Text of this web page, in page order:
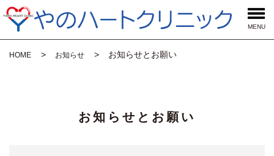
MENU
HOME お知らせ お知らせとお願い
お知らせとお願い